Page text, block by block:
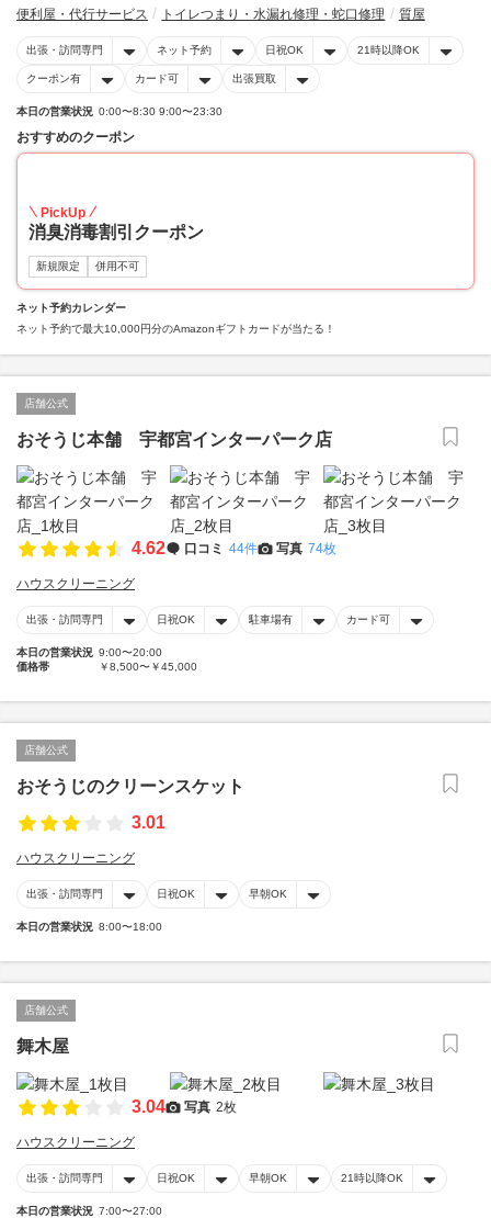
便利屋・代行サービス トイレつまり・水漏れ修理・蛇口修理 質屋
出張・訪問専門 ネット予約 日祝OK 21時以降OK
クーポン有 カード可 出張買取
本日の営業状況 0:00〜8:30 9:00〜23:30
おすすめのクーポン
PickUp
消臭消毒割引クーポン
新規限定 併用不可
ネット予約カレンダー
ネット予約で最大10,000円分のAmazonギフトカードが当たる！
店舗公式
おそうじ本舗 宇都宮インターパーク店
4.62 口コミ 44件 写真 74枚
ハウスクリーニング
出張・訪問専門 日祝OK 駐車場有 カード可
本日の営業状況 9:00〜20:00
価格帯
￥8,500〜￥45,000
店舗公式
おそうじのクリーンスケット
3.01
ハウスクリーニング
出張・訪問専門 日祝OK 早朝OK
本日の営業状況 8:00〜18:00
店舗公式
舞木屋
3.04 写真 2枚
ハウスクリーニング
出張・訪問専門 日祝OK 早朝OK 21時以降OK
本日の営業状況 7:00〜27:00